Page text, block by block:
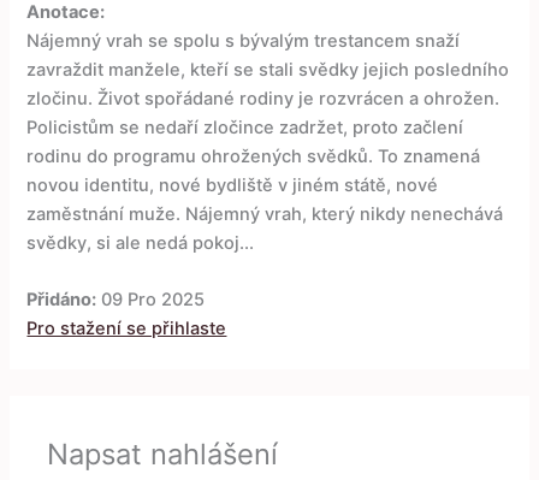
Anotace:
Nájemný vrah se spolu s bývalým trestancem snaží
zavraždit manžele, kteří se stali svědky jejich posledního
zločinu. Život spořádané rodiny je rozvrácen a ohrožen.
Policistům se nedaří zločince zadržet, proto začlení
rodinu do programu ohrožených svědků. To znamená
novou identitu, nové bydliště v jiném státě, nové
zaměstnání muže. Nájemný vrah, který nikdy nenechává
svědky, si ale nedá pokoj...
Přidáno: 09 Pro 2025
Pro stažení se přihlaste
Napsat nahlášení